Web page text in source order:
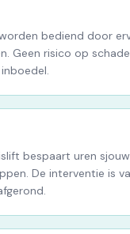
bediend door
Geen risico op
bespaart uren
De interventie is